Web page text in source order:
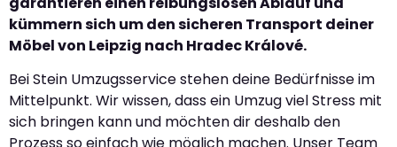
kümmern sich um den sicheren Transport deiner
Möbel von Leipzig nach Hradec Králové.
Bei Stein Umzugsservice stehen deine Bedürfnisse im
Mittelpunkt. Wir wissen, dass ein Umzug viel Stress mit
sich bringen kann und möchten dir deshalb den